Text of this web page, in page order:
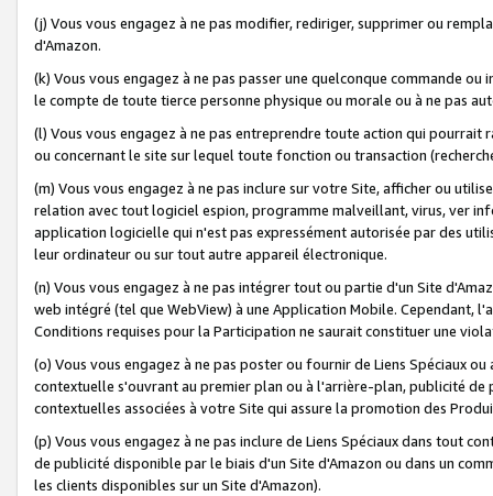
(j) Vous vous engagez à ne pas modifier, rediriger, supprimer ou
d'Amazon.
(k) Vous vous engagez à ne pas passer une quelconque commande
le compte de toute tierce personne physique ou morale ou à ne pas
(l) Vous vous engagez à ne pas entreprendre toute action qui
ou concernant le site sur lequel toute fonction ou transaction
(m) Vous vous engagez à ne pas inclure sur votre Site, afficher ou
relation avec tout logiciel espion, programme malveillant, virus, ver
application logicielle qui n'est pas expressément autorisée par des
leur ordinateur ou sur tout autre appareil électronique.
(n) Vous vous engagez à ne pas intégrer tout ou partie d'un Site
web intégré (tel que WebView) à une Application Mobile. Cependant,
Conditions requises pour la Participation ne saurait constituer une
(o) Vous vous engagez à ne pas poster ou fournir de Liens Spéciaux
contextuelle s'ouvrant au premier plan ou à l'arrière-plan, publicité
contextuelles associées à votre Site qui assure la promotion des
(p) Vous vous engagez à ne pas inclure de Liens Spéciaux dans tout
de publicité disponible par le biais d'un Site d'Amazon ou dans un
les clients disponibles sur un Site d'Amazon).